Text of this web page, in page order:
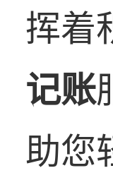
挥着
记账
助您